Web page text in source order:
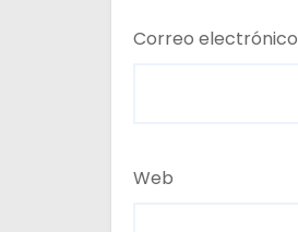
Correo electrónico
Web